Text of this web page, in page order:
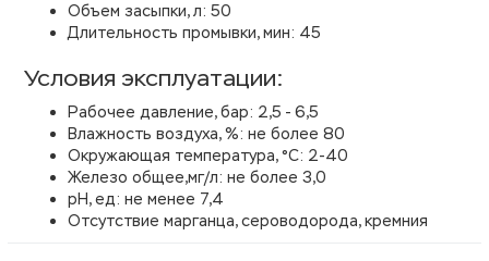
Объем засыпки, л: 50
Длительность промывки, мин: 45
Условия эксплуатации:
Рабочее давление, бар: 2,5 - 6,5
Влажность воздуха, %: не более 80
Окружающая температура, °С: 2-40
Железо общее,мг/л: не более 3,0
рН, ед: не менее 7,4
Отсутствие марганца, сероводорода, кремния